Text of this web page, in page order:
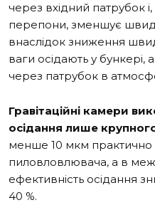
через вхідний патрубок
перепони, зменшує
внаслідок зниження
ваги осідають у
через патрубок в
Гравітаційні камери
осідання лише
менше 10 мкм практично
пиловловлювача, а в
ефективність осідання
40 %.